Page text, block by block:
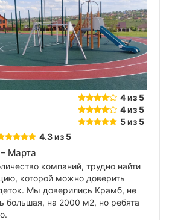
4 из 5
4 из 5
5 из 5
4.3 из 5
Марта
компаний, трудно найти
которой можно доверить
Мы доверились Крамб, не
большая, на 2000 м2, но ребята